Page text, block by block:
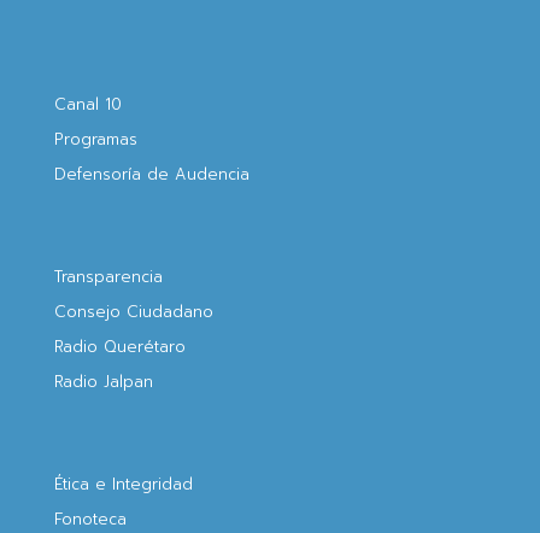
Canal 10
Programas
Defensoría de Audencia
Transparencia
Consejo Ciudadano
Radio Querétaro
Radio Jalpan
Ética e Integridad
Fonoteca